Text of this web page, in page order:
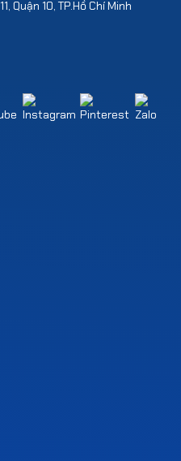
Quận 10, TP.Hồ Chí Minh